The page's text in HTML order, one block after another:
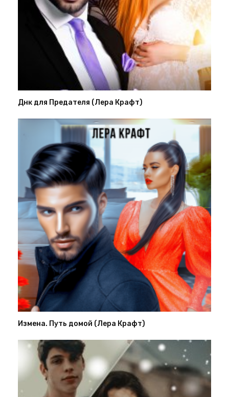
Днк для Предателя (Лера Крафт)
Измена. Путь домой (Лера Крафт)